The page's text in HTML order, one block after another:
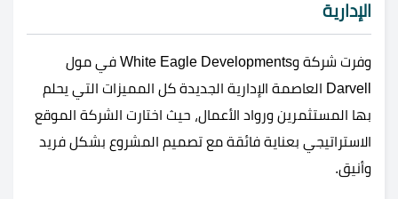
الإدارية
وفرت شركة وWhite Eagle Developments في مول
Darvell العاصمة الإدارية الجديدة كل المميزات التي يحلم
بها المستثمرين ورواد الأعمال، حيث اختارت الشركة الموقع
الاستراتيجي بعناية فائقة مع تصميم المشروع بشكل فريد
وأنيق.